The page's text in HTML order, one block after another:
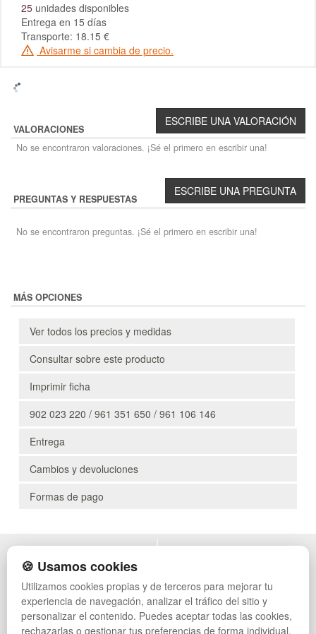
25 unidades disponibles
Entrega en 15 días
Transporte: 18.15 €
Avisarme si cambia de precio.
VALORACIONES
No se encontraron valoraciones. ¡Sé el primero en escribir una!
PREGUNTAS Y RESPUESTAS
No se encontraron preguntas. ¡Sé el primero en escribir una!
MÁS OPCIONES
Ver todos los precios y medidas
Consultar sobre este producto
Imprimir ficha
902 023 220 / 961 351 650 / 961 106 146
Entrega
Cambios y devoluciones
Formas de pago
POLÍTICA DE PRIVACIDAD
CONDICIONES DE USO
CAMBIOS Y DEVOLUCIONES
CONTACTO
QUIENES SOMOS
MAPA WEB
MUEBLES VINTAGE
TIENDA DE DEPORTES
MUEBLES HOSTELERÍA
SUMINISTROS HOSTELERÍA
🍪 Usamos cookies
Utilizamos cookies propias y de terceros para mejorar tu
experiencia de navegación, analizar el tráfico del sitio y
personalizar el contenido. Puedes aceptar todas las cookies,
rechazarlas o gestionar tus preferencias de forma individual.